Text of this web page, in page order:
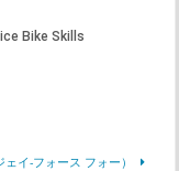
イ-フォース フォー）